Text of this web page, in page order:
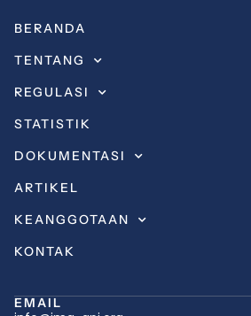
BERANDA
TENTANG
REGULASI
STATISTIK
DOKUMENTASI
ARTIKEL
KEANGGOTAAN
KONTAK
EMAIL